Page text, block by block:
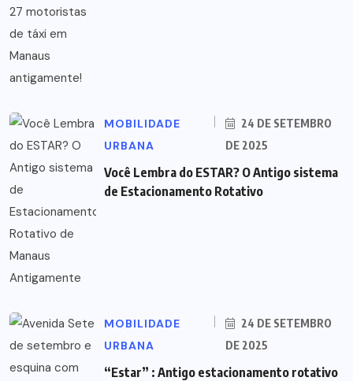
MOBILIDADE
URBANA
24 DE SETEMBRO
DE 2025
Você Lembra do ESTAR? O Antigo sistema
de Estacionamento Rotativo
MOBILIDADE
URBANA
24 DE SETEMBRO
DE 2025
“Estar” : Antigo estacionamento rotativo